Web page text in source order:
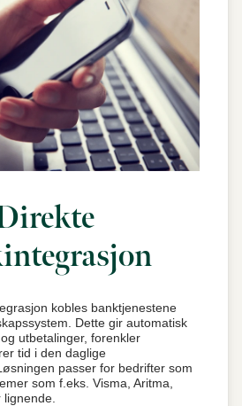
kobles banktjenestene
Dette gir automatisk
utbetalinger, forenkler
tid i den daglige
passer for bedrifter som
som f.eks. Visma, Aritma,